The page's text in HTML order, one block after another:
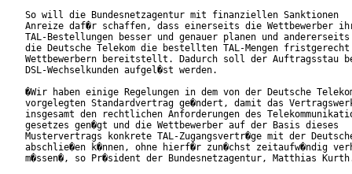
So will die Bundesnetzagentur mit finanziellen Sanktionen
Anreize daf�r schaffen, dass einerseits die Wettbewerber
TAL-Bestellungen besser und genauer planen und andererseits
die Deutsche Telekom die bestellten TAL-Mengen fristgerecht
Wettbewerbern bereitstellt. Dadurch soll der Auftragsstau
DSL-Wechselkunden aufgel�st werden.
�Wir haben einige Regelungen in dem von der Deutsche
vorgelegten Standardvertrag ge�ndert, damit das
insgesamt den rechtlichen Anforderungen des
gesetzes gen�gt und die Wettbewerber auf der Basis dieses
Mustervertrags konkrete TAL-Zugangsvertr�ge mit der
abschlie�en k�nnen, ohne hierf�r zun�chst zeitaufw�ndig
m�ssen�, so Pr�sident der Bundesnetzagentur, Matthias